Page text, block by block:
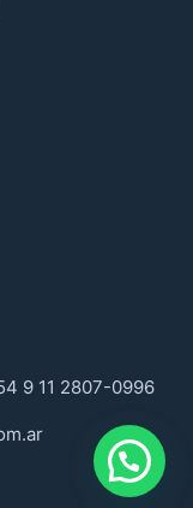
9 11 2807-0996